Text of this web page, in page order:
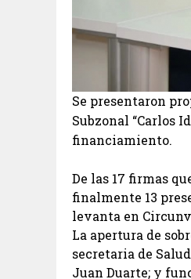
Se presentaron
Subzonal “Carlos
financiamiento.
De las 17 firmas
finalmente 13
levanta en
La apertura de
secretaria de
Juan Duarte; y